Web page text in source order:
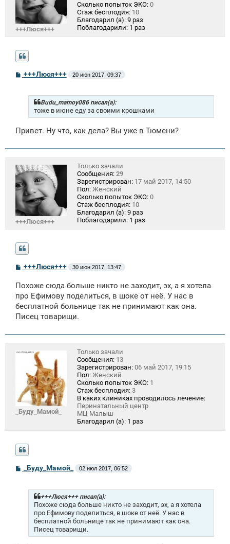
+++Люся+++
Сколько попыток ЭКО: 0
Стаж бесплодия: 10
Благодарил (а): 9 раз
Поблагодарили: 1 раз
С
о
е
+++Люся+++ 20 июн 2017, 09:37
Budu_mamoy086 писал(а):
тоже в июне еду за своими крошками
Привет. Ну что, как дела? Вы уже в Тюмени?
+++Люся+++
Только зачали
Сообщения: 29
Зарегистрирован: 17 май 2017, 14:50
Пол: Женский
Сколько попыток ЭКО: 0
Стаж бесплодия: 10
Благодарил (а): 9 раз
Поблагодарили: 1 раз
С
б
щ
е
н
и
+++Люся+++ 30 июн 2017, 13:47
Похоже сюда больше никто не заходит, эх, а я хотела
про Ефимову поделиться, в шоке от неё. У нас в
бесплатной больнице так не принимают как она.
Писец товарищи.
_Буду_Мамой_
Только зачали
Сообщения: 13
Зарегистрирован: 06 май 2017, 19:15
Пол: Женский
Сколько попыток ЭКО: 1
Стаж бесплодия: 3
В каких клиниках проводилось лечение:
Перинатальный центр
МЦ Малыш
Благодарил (а): 1 раз
_Буду_Мамой_ 02 июл 2017, 06:52
+++Люся+++ писал(а):
Похоже сюда больше никто не заходит, эх, а я хотела
про Ефимову поделиться, в шоке от неё. У нас в
бесплатной больнице так не принимают как она.
Писец товарищи.